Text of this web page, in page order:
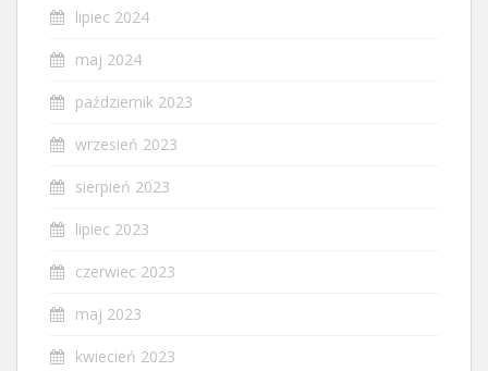
lipiec 2024
maj 2024
październik 2023
wrzesień 2023
sierpień 2023
lipiec 2023
czerwiec 2023
maj 2023
kwiecień 2023